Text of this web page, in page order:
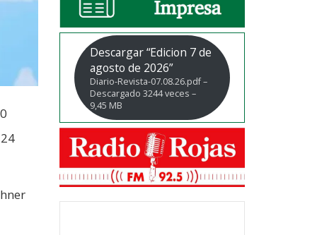
Descargar “Edicion 7 de
agosto de 2026”
Diario-Revista-07.08.26.pdf –
Descargado 3244 veces –
9,45 MB